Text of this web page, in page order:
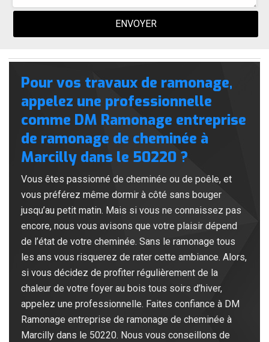
Pour vos travaux de ramonage,
appelez une professionnelle
comme DM Ramonage entreprise
de ramonage de cheminée à
Marcilly dans le 50220 ?
Vous êtes passionné de cheminée ou de poêle, et
vous préférez même dormir à côté sans bouger
jusqu’au petit matin. Mais si vous ne connaissez pas
encore, nous vous avisons que votre plaisir dépend
de l’état de votre cheminée. Sans le ramonage tous
les ans vous risquerez de rater cette ambiance. Alors,
si vous décidez de profiter régulièrement de la
chaleur de votre foyer au bois tous soirs d’hiver,
appelez une professionnelle. Faites confiance à DM
Ramonage entreprise de ramonage de cheminée à
Marcilly dans le 50220. Nous vous conseillons de